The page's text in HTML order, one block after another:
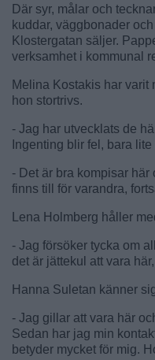
Där syr, målar och
kuddar, väggbonader
Klostergatan säljer.
verksamhet i kommunal
Melina Kostakis har varit
hon stortrivs.
- Jag har utvecklats de
Ingenting blir fel, bara
- Det är bra kompisar
finns till för varandra,
Lena Holmberg håller
- Jag försöker tycka om
det är jättekul att vara
Hanna Suletan känner
- Jag gillar att vara här
Sedan har jag min
betyder mycket för mig.